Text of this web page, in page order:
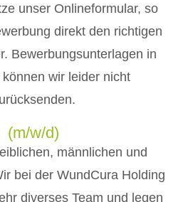
unser Onlineformular, so
direkt den richtigen
Bewerbungsunterlagen in
wir leider nicht
(m/w/d)
männlichen und
bei der WundCura Holding
diverses Team und legen